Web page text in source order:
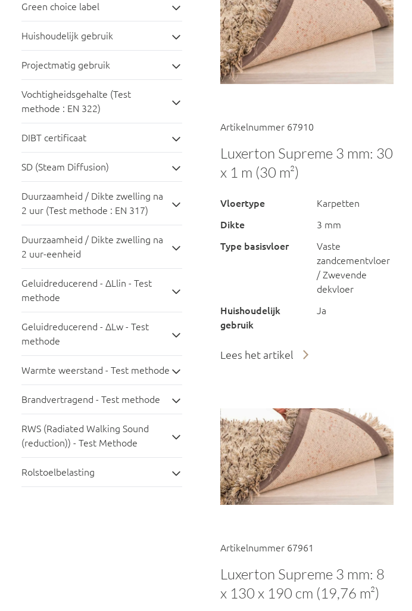
Green choice label
Huishoudelijk gebruik
Projectmatig gebruik
Vochtigheidsgehalte (Test
methode : EN 322)
DIBT certificaat
SD (Steam Diffusion)
Duurzaamheid / Dikte zwelling na
2 uur (Test methode : EN 317)
Duurzaamheid / Dikte zwelling na
2 uur-eenheid
Geluidreducerend - ΔLlin - Test
methode
Geluidreducerend - ∆Lw - Test
methode
Warmte weerstand - Test methode
Brandvertragend - Test methode
RWS (Radiated Walking Sound
(reduction)) - Test Methode
Rolstoelbelasting
Artikelnummer 67910
Luxerton Supreme 3 mm: 30
x 1 m (30 m²)
Vloertype
Karpetten
Dikte
3 mm
Type basisvloer
Vaste
zandcementvloer
/ Zwevende
dekvloer
Huishoudelijk
gebruik
Ja
Lees het artikel
Artikelnummer 67961
Luxerton Supreme 3 mm: 8
x 130 x 190 cm (19,76 m²)